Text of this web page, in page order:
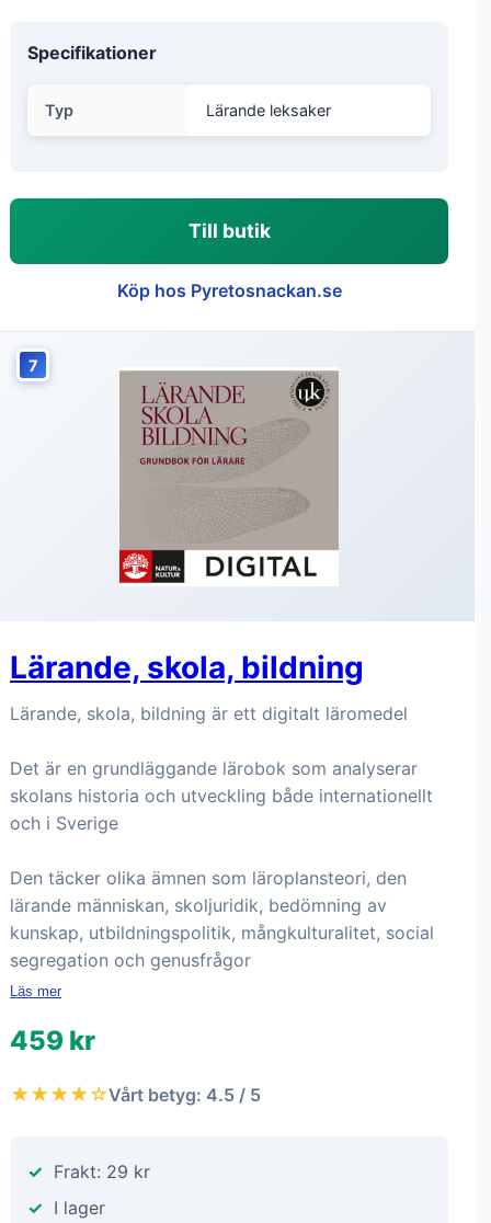
Specifikationer
Typ Lärande leksaker
Till butik
Köp hos Pyretosnackan.se
7
Lärande, skola, bildning
Lärande, skola, bildning är ett digitalt läromedel
Det är en grundläggande lärobok som analyserar
skolans historia och utveckling både internationellt
och i Sverige
Den täcker olika ämnen som läroplansteori, den
lärande människan, skoljuridik, bedömning av
kunskap, utbildningspolitik, mångkulturalitet, social
segregation och genusfrågor
Läs mer
459 kr
★★★★☆Vårt betyg: 4.5 / 5
Frakt: 29 kr
I lager